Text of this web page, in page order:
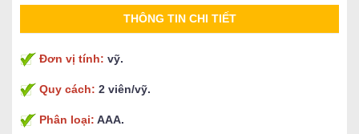
THÔNG TIN CHI TIẾT
Đơn vị tính: vỹ.
Quy cách: 2 viên/vỹ.
Phân loại: AAA.